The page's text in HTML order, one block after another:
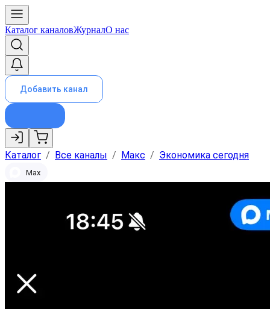
Каталог каналовЖурналО нас
Добавить канал
Каталог / Все каналы / Макс / Экономика сегодня
Max